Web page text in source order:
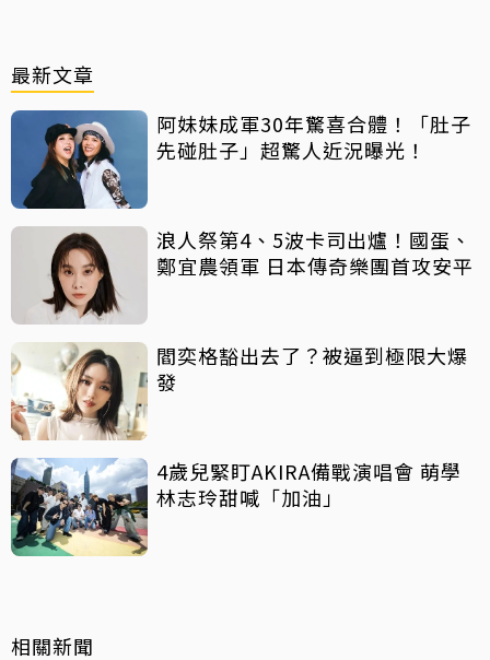
最新文章
阿妹妹成軍30年驚喜合體！「肚子
先碰肚子」超驚人近況曝光！
浪人祭第4、5波卡司出爐！國蛋、
鄭宜農領軍 日本傳奇樂團首攻安平
閻奕格豁出去了？被逼到極限大爆
發
4歲兒緊盯AKIRA備戰演唱會 萌學
林志玲甜喊「加油」
相關新聞